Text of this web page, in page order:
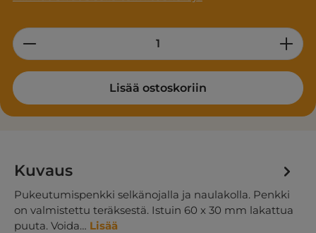
Product Quantity: Enter the desired
Lisää ostoskoriin
Kuvaus
Pukeutumispenkki selkänojalla ja naulakolla. Penkki
on valmistettu teräksestä. Istuin 60 x 30 mm lakattua
puuta. Voida… Lisää